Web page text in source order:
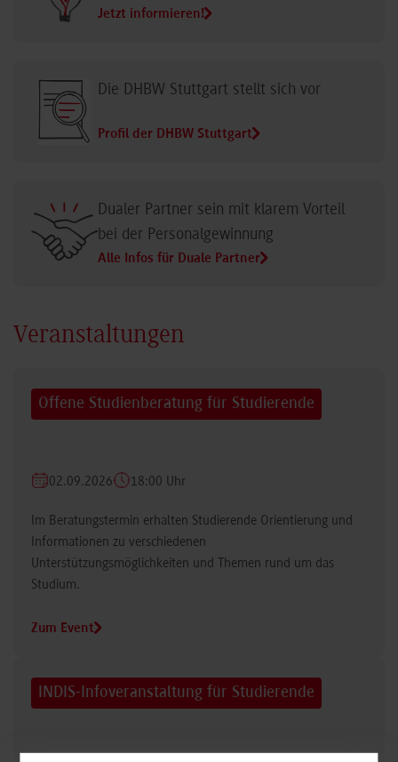
Jetzt informieren!
Die DHBW Stuttgart stellt sich vor
Profil der DHBW Stuttgart
Dualer Partner sein mit klarem Vorteil
bei der Personalgewinnung
Alle Infos für Duale Partner
Veranstaltungen
Offene Studienberatung für Studierende
02.09.2026 18:00 Uhr
Im Beratungstermin erhalten Studierende Orientierung und
Informationen zu verschiedenen
Unterstützungsmöglichkeiten und Themen rund um das
Studium.
Zum Event
INDIS-Infoveranstaltung für Studierende